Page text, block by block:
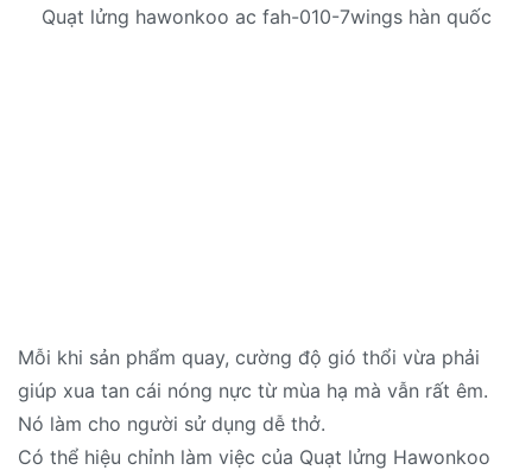
Quạt lửng hawonkoo ac fah-010-7wings hàn quốc
Mỗi khi sản phẩm quay, cường độ gió thổi vừa phải
giúp xua tan cái nóng nực từ mùa hạ mà vẫn rất êm.
Nó làm cho người sử dụng dễ thở.
Có thể hiệu chỉnh làm việc của Quạt lửng Hawonkoo